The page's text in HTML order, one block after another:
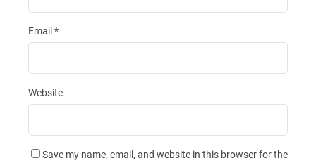
Email *
Website
Save my name, email, and website in this browser for the